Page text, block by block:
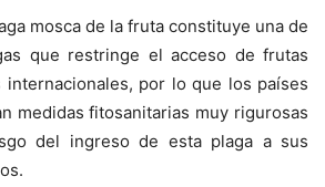
mosca de la fruta constituye una de
que restringe el acceso de frutas
internacionales, por lo que los países
medidas fitosanitarias muy rigurosas
del ingreso de esta plaga a sus